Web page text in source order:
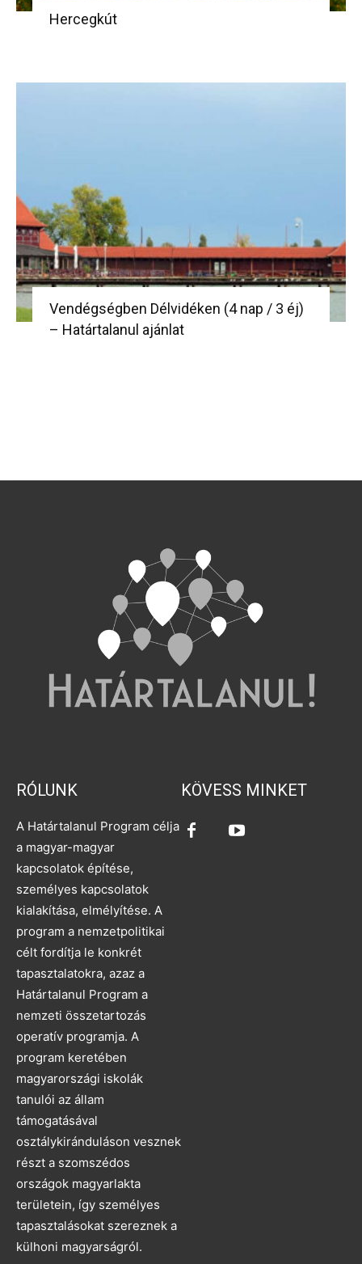
Hercegkút
Vendégségben Délvidéken (4 nap / 3 éj)
– Határtalanul ajánlat
RÓLUNK
A Határtalanul Program célja
a magyar-magyar
kapcsolatok építése,
személyes kapcsolatok
kialakítása, elmélyítése. A
program a nemzetpolitikai
célt fordítja le konkrét
tapasztalatokra, azaz a
Határtalanul Program a
nemzeti összetartozás
operatív programja. A
program keretében
magyarországi iskolák
tanulói az állam
támogatásával
osztálykiránduláson vesznek
részt a szomszédos
országok magyarlakta
területein, így személyes
tapasztalásokat szereznek a
külhoni magyarságról.
KÖVESS MINKET